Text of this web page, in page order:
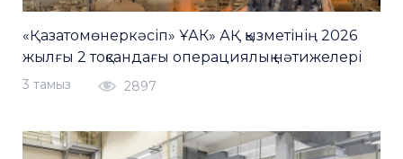
«Қазатомөнеркәсіп» ҰАК» АҚ қызметінің 2026
жылғы 2 тоқсандағы операциялық нәтижелері
3 тамыз 2897